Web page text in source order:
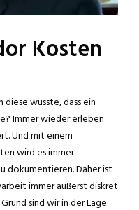
Kosten
wüsste, dass ein
Immer wieder erleben
Und mit einem
wird es immer
dokumentieren. Daher ist
immer äußerst diskret
sind wir in der Lage